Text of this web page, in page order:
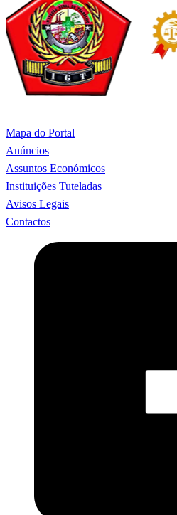
Mapa do Portal
Anúncios
Assuntos Económicos
Instituições Tuteladas
Avisos Legais
Contactos